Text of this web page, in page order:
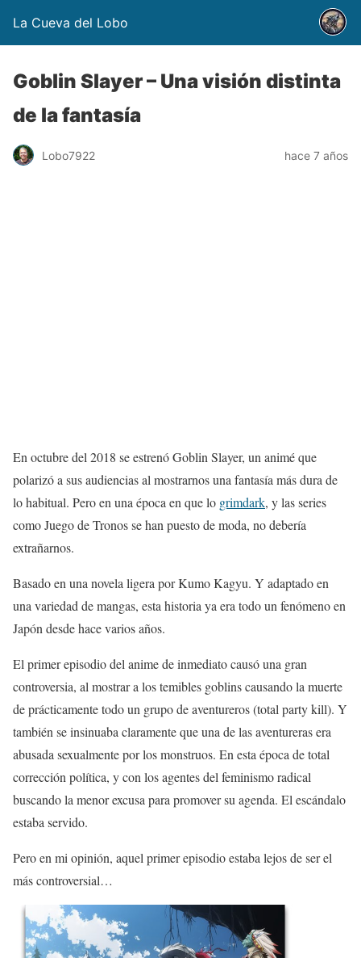
La Cueva del Lobo
Goblin Slayer – Una visión distinta
de la fantasía
Lobo7922 hace 7 años
En octubre del 2018 se estrenó Goblin Slayer, un animé que
polarizó a sus audiencias al mostrarnos una fantasía más dura de
lo habitual. Pero en una época en que lo grimdark, y las series
como Juego de Tronos se han puesto de moda, no debería
extrañarnos.
Basado en una novela ligera por Kumo Kagyu. Y adaptado en
una variedad de mangas, esta historia ya era todo un fenómeno en
Japón desde hace varios años.
El primer episodio del anime de inmediato causó una gran
controversia, al mostrar a los temibles goblins causando la muerte
de prácticamente todo un grupo de aventureros (total party kill). Y
también se insinuaba claramente que una de las aventureras era
abusada sexualmente por los monstruos. En esta época de total
corrección política, y con los agentes del feminismo radical
buscando la menor excusa para promover su agenda. El escándalo
estaba servido.
Pero en mi opinión, aquel primer episodio estaba lejos de ser el
más controversial…